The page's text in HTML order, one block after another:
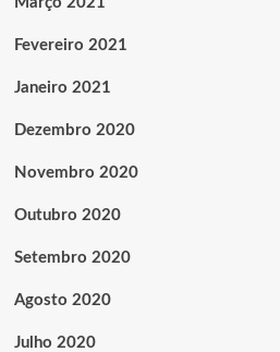
Fevereiro 2021
Janeiro 2021
Dezembro 2020
Novembro 2020
Outubro 2020
Setembro 2020
Agosto 2020
Julho 2020